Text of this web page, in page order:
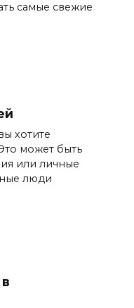
самые свежие
хотите
может быть
или личные
люди